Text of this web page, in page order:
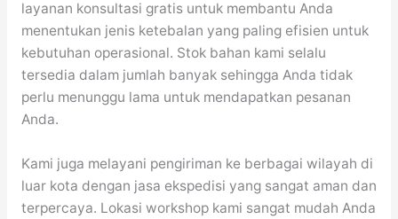
layanan konsultasi gratis untuk membantu Anda
menentukan jenis ketebalan yang paling efisien untuk
kebutuhan operasional. Stok bahan kami selalu
tersedia dalam jumlah banyak sehingga Anda tidak
perlu menunggu lama untuk mendapatkan pesanan
Anda.
Kami juga melayani pengiriman ke berbagai wilayah di
luar kota dengan jasa ekspedisi yang sangat aman dan
terpercaya. Lokasi workshop kami sangat mudah Anda